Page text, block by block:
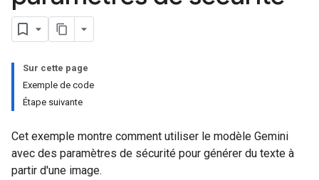
Sur cette page
Exemple de code
Étape suivante
Cet exemple montre comment utiliser le modèle Gemini
avec des paramètres de sécurité pour générer du texte à
partir d'une image.